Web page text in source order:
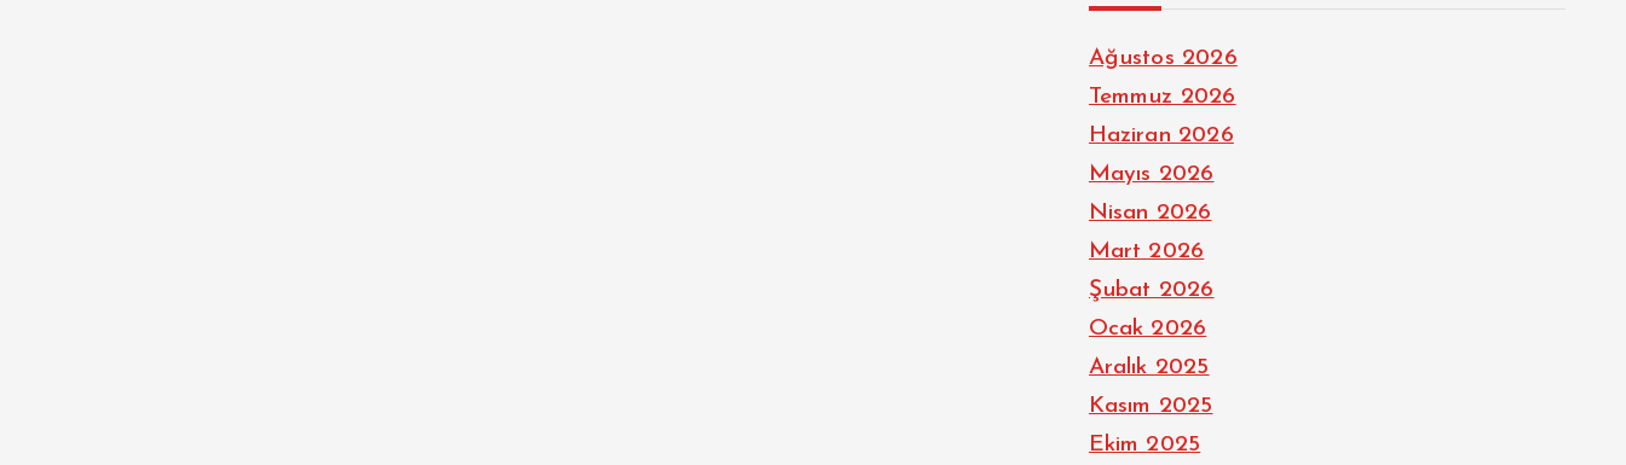
Ağustos 2026
Temmuz 2026
Haziran 2026
Mayıs 2026
Nisan 2026
Mart 2026
Şubat 2026
Ocak 2026
Aralık 2025
Kasım 2025
Ekim 2025